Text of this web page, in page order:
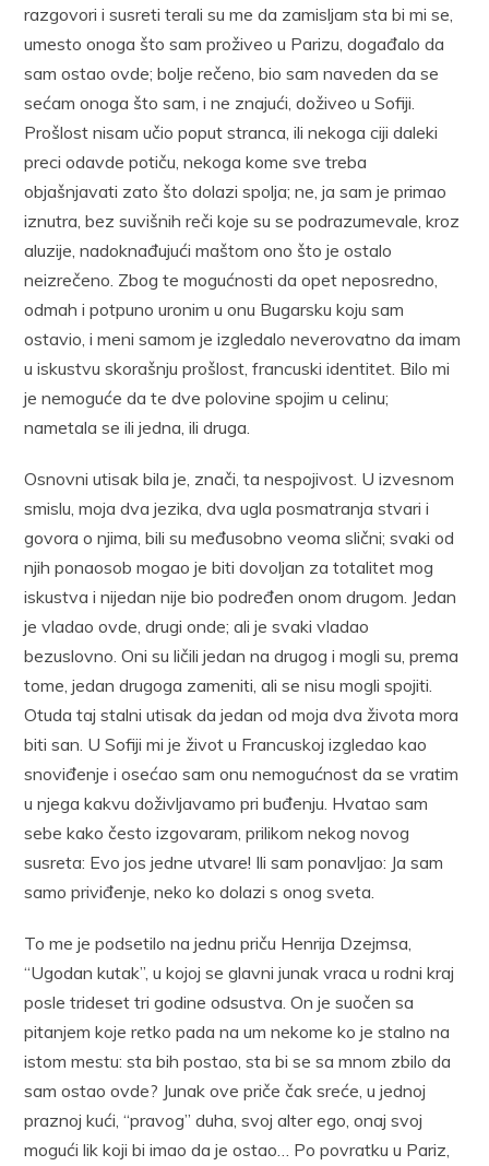
razgovori i susreti terali su me da zamisljam sta bi mi se,
umesto onoga što sam proživeo u Parizu, događalo da
sam ostao ovde; bolje rečeno, bio sam naveden da se
sećam onoga što sam, i ne znajući, doživeo u Sofiji.
Prošlost nisam učio poput stranca, ili nekoga ciji daleki
preci odavde potiču, nekoga kome sve treba
objašnjavati zato što dolazi spolja; ne, ja sam je primao
iznutra, bez suvišnih reči koje su se podrazumevale, kroz
aluzije, nadoknađujući maštom ono što je ostalo
neizrečeno. Zbog te mogućnosti da opet neposredno,
odmah i potpuno uronim u onu Bugarsku koju sam
ostavio, i meni samom je izgledalo neverovatno da imam
u iskustvu skorašnju prošlost, francuski identitet. Bilo mi
je nemoguće da te dve polovine spojim u celinu;
nametala se ili jedna, ili druga.
Osnovni utisak bila je, znači, ta nespojivost. U izvesnom
smislu, moja dva jezika, dva ugla posmatranja stvari i
govora o njima, bili su međusobno veoma slični; svaki od
njih ponaosob mogao je biti dovoljan za totalitet mog
iskustva i nijedan nije bio podređen onom drugom. Jedan
je vladao ovde, drugi onde; ali je svaki vladao
bezuslovno. Oni su ličili jedan na drugog i mogli su, prema
tome, jedan drugoga zameniti, ali se nisu mogli spojiti.
Otuda taj stalni utisak da jedan od moja dva života mora
biti san. U Sofiji mi je život u Francuskoj izgledao kao
snoviđenje i osećao sam onu nemogućnost da se vratim
u njega kakvu doživljavamo pri buđenju. Hvatao sam
sebe kako često izgovaram, prilikom nekog novog
susreta: Evo jos jedne utvare! Ili sam ponavljao: Ja sam
samo priviđenje, neko ko dolazi s onog sveta.
To me je podsetilo na jednu priču Henrija Dzejmsa,
“Ugodan kutak”, u kojoj se glavni junak vraca u rodni kraj
posle trideset tri godine odsustva. On je suočen sa
pitanjem koje retko pada na um nekome ko je stalno na
istom mestu: sta bih postao, sta bi se sa mnom zbilo da
sam ostao ovde? Junak ove priče čak sreće, u jednoj
praznoj kući, “pravog” duha, svoj alter ego, onaj svoj
mogući lik koji bi imao da je ostao… Po povratku u Pariz,